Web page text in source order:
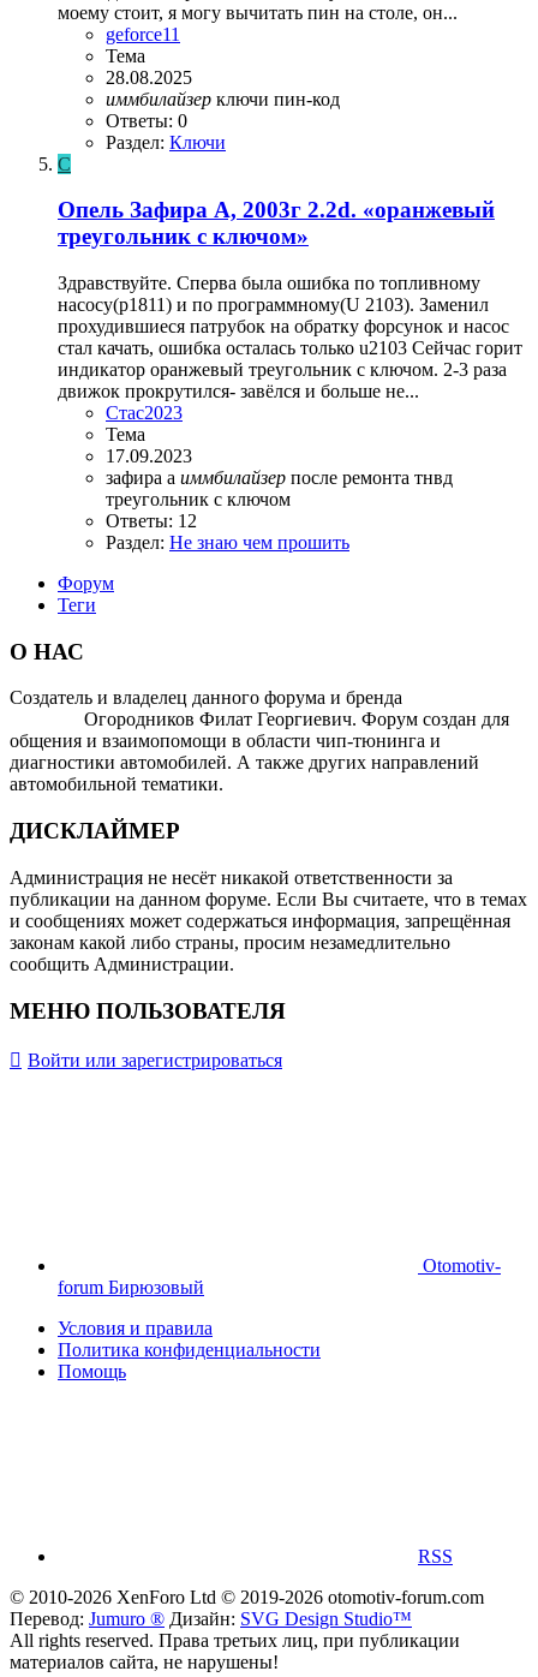
моему стоит, я могу вычитать пин на столе, он...
geforce11
Тема
28.08.2025
иммбилайзер ключи пин-код
Ответы: 0
Раздел: Ключи
С
Опель Зафира А, 2003г 2.2d. «оранжевый
треугольник с ключом»
Здравствуйте. Сперва была ошибка по топливному
насосу(p1811) и по программному(U 2103). Заменил
прохудившиеся патрубок на обратку форсунок и насос
стал качать, ошибка осталась только u2103 Сейчас горит
индикатор оранжевый треугольник с ключом. 2-3 раза
движок прокрутился- завёлся и больше не...
Стас2023
Тема
17.09.2023
зафира а иммбилайзер после ремонта тнвд
треугольник с ключом
Ответы: 12
Раздел: Не знаю чем прошить
Форум
Теги
О НАС
Создатель и владелец данного форума и бренда
Огородников Филат Георгиевич. Форум создан для
общения и взаимопомощи в области чип-тюнинга и
диагностики автомобилей. А также других направлений
автомобильной тематики.
ДИСКЛАЙМЕР
Администрация не несёт никакой ответственности за
публикации на данном форуме. Если Вы считаете, что в темах
и сообщениях может содержаться информация, запрещённая
законам какой либо страны, просим незамедлительно
сообщить Администрации.
МЕНЮ ПОЛЬЗОВАТЕЛЯ
Войти или зарегистрироваться
Otomotiv-
forum Бирюзовый
Условия и правила
Политика конфиденциальности
Помощь
RSS
© 2010-2026 XenForo Ltd © 2019-2026 otomotiv-forum.com
Перевод: Jumuro ® Дизайн: SVG Design Studio™
All rights reserved. Права третьих лиц, при публикации
материалов сайта, не нарушены!